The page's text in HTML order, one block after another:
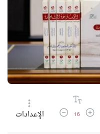
زيادة حجم الخط
16 تقليل حجم الخط
الإعدادات